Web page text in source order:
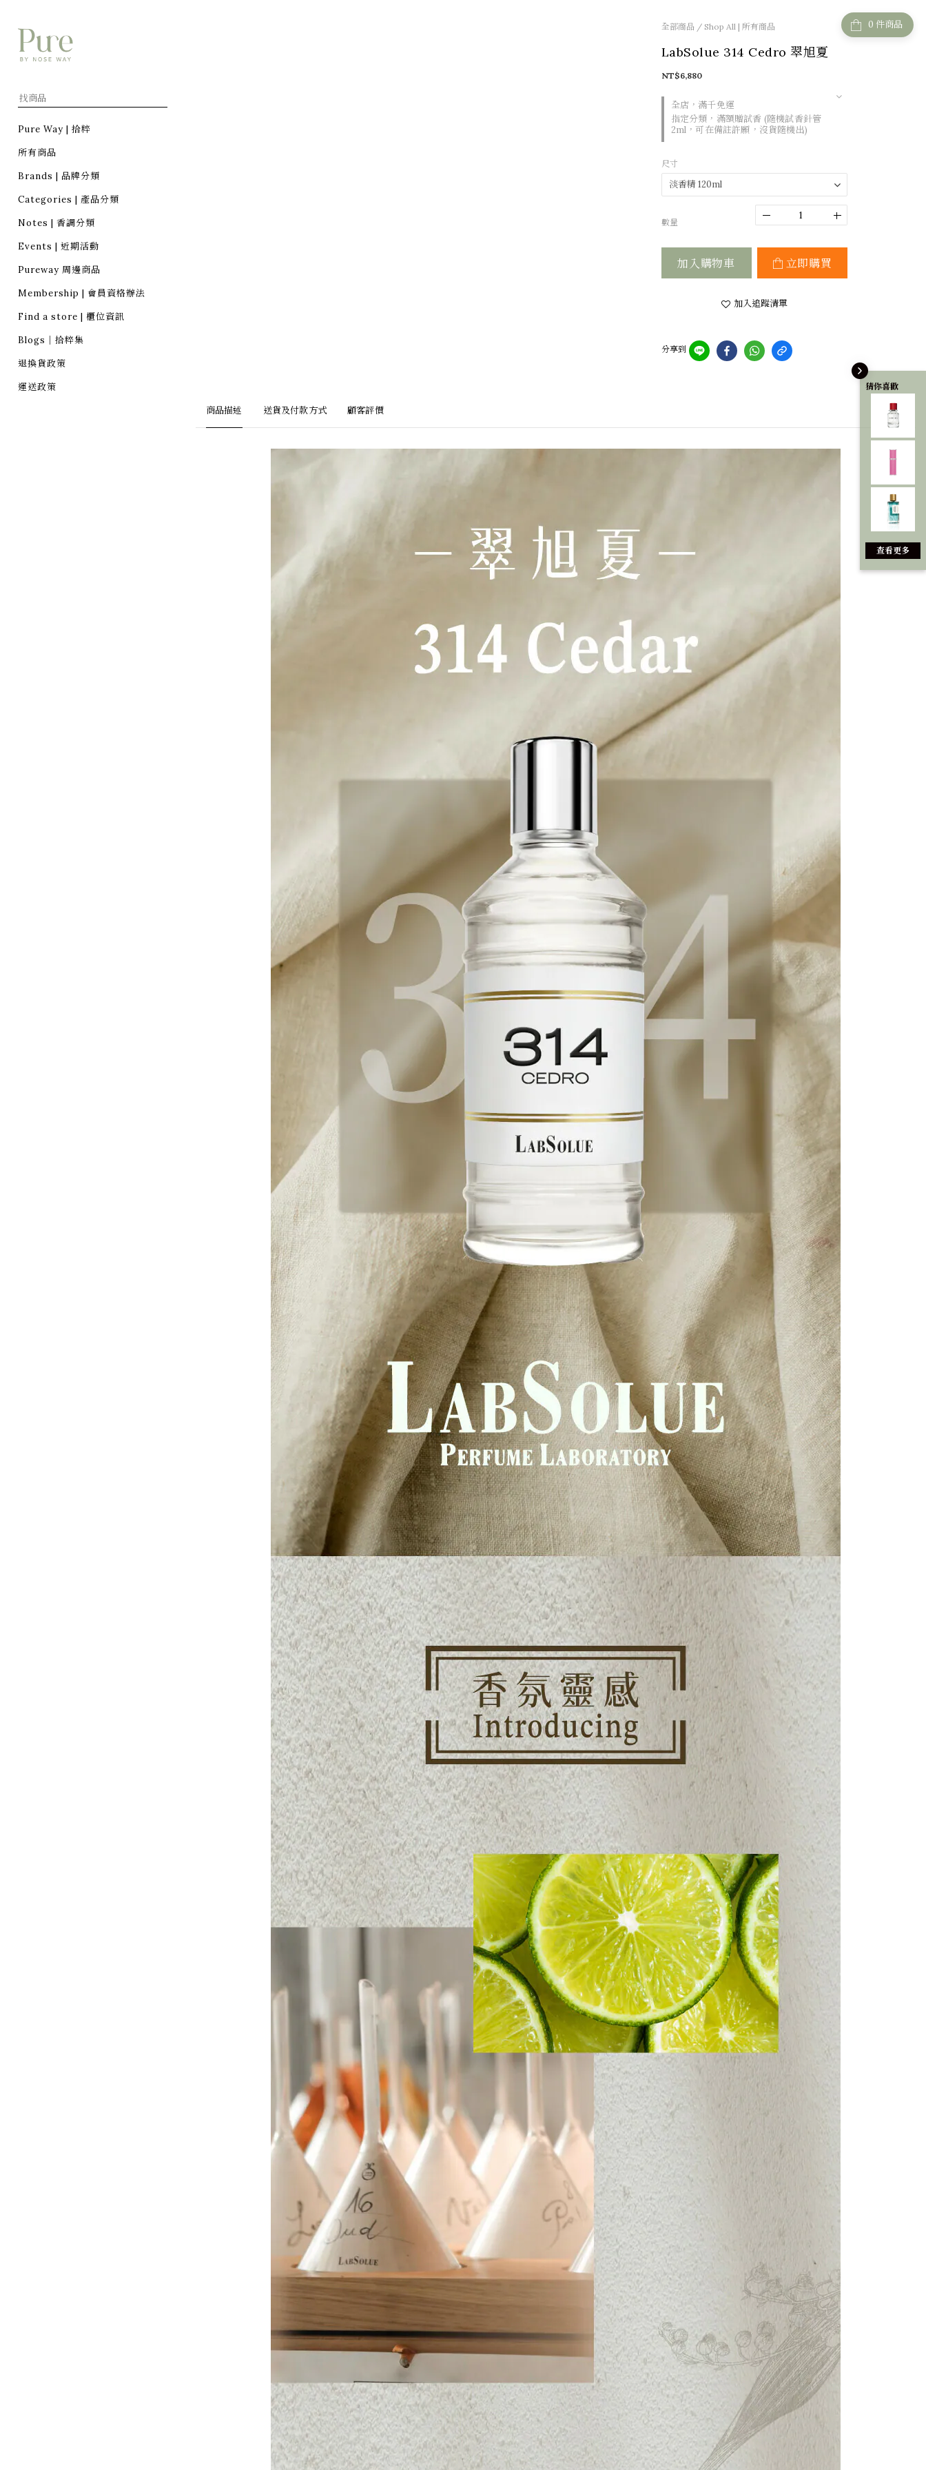
猜你喜歡
查看更多
Pure Way | 拾粹
所有商品
Brands | 品牌分類
Categories | 產品分類
Notes | 香調分類
Events | 近期活動
Pureway 周邊商品
Membership | 會員資格辦法
Find a store | 櫃位資訊
Blogs｜拾粹集
退換貨政策
運送政策
件商品
全部商品 / Shop All | 所有商品
LabSolue 314 Cedro 翠旭夏
全店，滿千免運
指定分類，滿額贈試香 (隨機試香針管
2ml，可在備註許願，沒貨隨機出)
NT$6,880
尺寸
數量
加入購物車 立即購買
加入追蹤清單
分享到
商品描述 送貨及付款方式 顧客評價